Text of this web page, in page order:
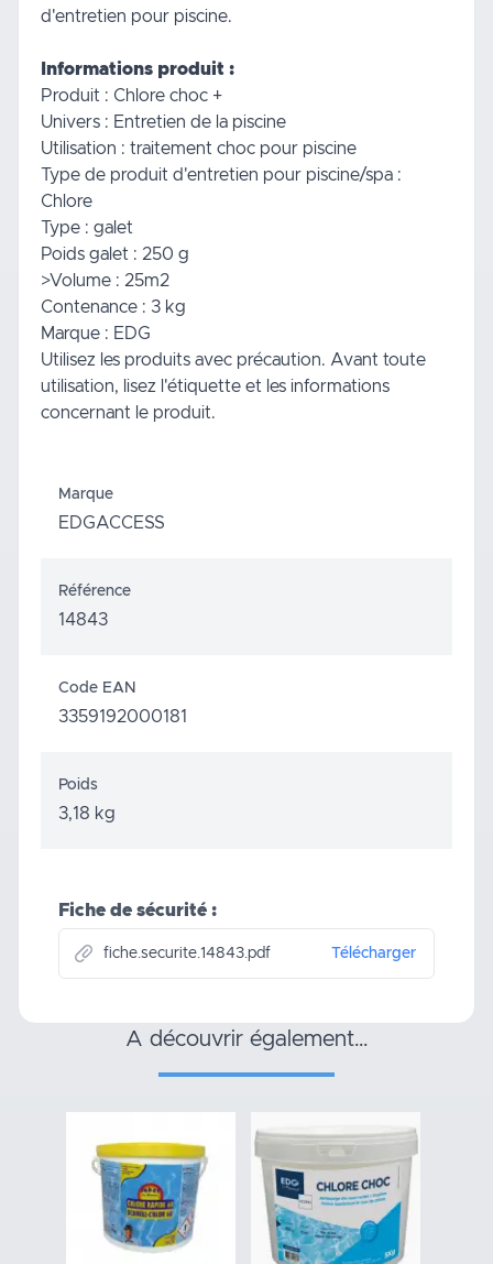
d'entretien pour piscine.
Informations produit :
Produit : Chlore choc +
Univers : Entretien de la piscine
Utilisation : traitement choc pour piscine
Type de produit d'entretien pour piscine/spa :
Chlore
Type : galet
Poids galet : 250 g
>Volume : 25m2
Contenance : 3 kg
Marque : EDG
Utilisez les produits avec précaution. Avant toute
utilisation, lisez l'étiquette et les informations
concernant le produit.
Marque
EDGACCESS
Référence
14843
Code EAN
3359192000181
Poids
3,18 kg
Fiche de sécurité :
fiche.securite.14843.pdf Télécharger
a découvrir également…